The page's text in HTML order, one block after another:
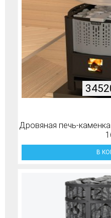
Дровяная печь-каменка
В